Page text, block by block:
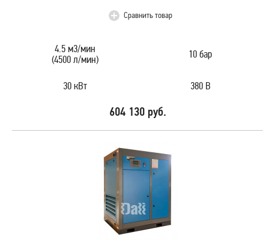
Сравнить товар
4.5 м3/мин
(4500 л/мин)
10 бар
30 кВт 380 В
604 130 руб.